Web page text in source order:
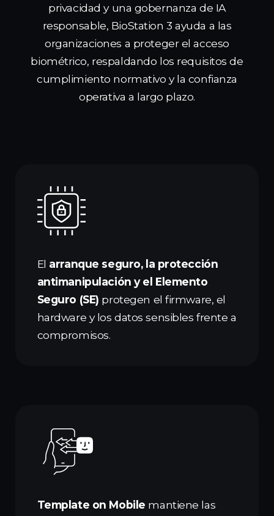
privacidad y una gobernanza de IA
responsable, BioStation 3 ayuda a las
organizaciones a proteger el acceso
biométrico, respaldando los requisitos de
cumplimiento normativo y la confianza
operativa a largo plazo.
El arranque seguro, la protección
antimanipulación y el Elemento
Seguro (SE) protegen el firmware, el
hardware y los datos sensibles frente a
compromisos.
Template on Mobile mantiene las